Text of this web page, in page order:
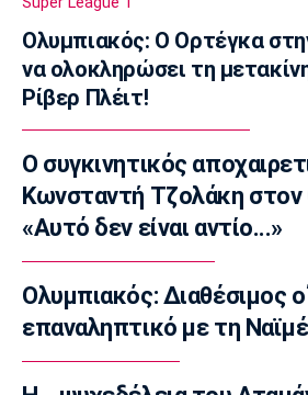
μουσική του Τσάρλι Πάρκερ
11:05
NBA
Ο Γουόκερ επέστρεψε στο
EuroLeague
Χάποελ Τελ Αβίβ:
Μπουρντιλόν
EuroLeague
Χεζόνια: Το «αντίο» στη
Ολυμπιακός: Ο Ορτέγκα
να ολοκληρώσει τη
Ρίβερ Πλέιτ!
Ο συγκινητικός
Κωνσταντή Τζολάκη στον
«Αυτό δεν είναι αντίο...»
Ολυμπιακός: Διαθέσιμος
επαναληπτικό με τη